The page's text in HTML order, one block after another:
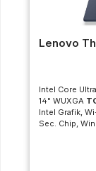
Lenovo
Intel Core
14" WUXGA
Intel Grafik,
Sec. Chip,